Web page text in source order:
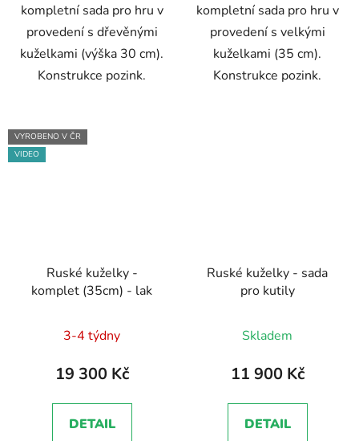
kompletní sada pro hru v
provedení s dřevěnými
kuželkami (výška 30 cm).
Konstrukce pozink.
kompletní sada pro hru v
provedení s velkými
kuželkami (35 cm).
Konstrukce pozink.
VYROBENO V ČR
VIDEO
Ruské kuželky -
komplet (35cm) - lak
hodnocení
produktu
5,0
z
3-4 týdny
19 300 Kč
DETAIL
Ruské kuželky - sada
pro kutily
Skladem
11 900 Kč
DETAIL